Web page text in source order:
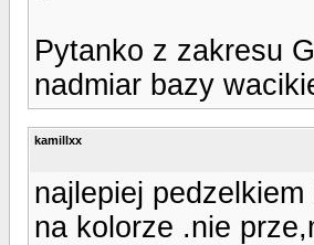
Pytanko z zakresu
nadmiar bazy
kamillxx
najlepiej
na kolorze .nie